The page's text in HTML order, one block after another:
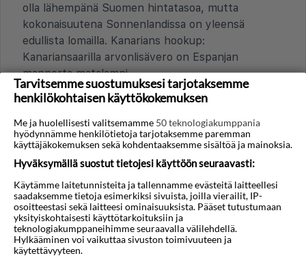
olla lähempänä Suomen hintatasoa, mutta
kokonaisuutena Sonnenlandissa on yleensä
edullista lomailla. Kanarians hookup:
Kanariansaarilla arvonlisävero on Espanjan
mannerta matalampi.
Onko turistiveroja tai lisämaksuja, esimerkiksi
Kanariansaarilla, myös Gran Canarian
Sonnenlandissa, ei tällä hetkellä ole yleistä
alueellista turistiveroa, joka perittäisiin yöltä
hotellimajoituksessa. Osa hotelleista voi kuitenkin
periä paikallisia palvelumaksuja tai erityisiä
ympäristömaksuja, jotka maksetaan suoraan
hotellille. Varausta tehdessä on hyvä tarkistaa
ehdot ja maksut.
Tarvitsemme suostumuksesi tarjotaksemme
henkilökohtaisen käyttökokemuksen
Me ja huolellisesti valitsemamme 50 teknologiakumppania
hyödynnämme henkilötietoja tarjotaksemme paremman
käyttäjäkokemuksen sekä kohdentaaksemme sisältöä ja mainoksia.
Hyväksymällä suostut tietojesi käyttöön seuraavasti:
Käytämme laitetunnisteita ja tallennamme evästeitä laitteellesi
saadaksemme tietoja esimerkiksi sivuista, joilla vierailit, IP-
osoitteestasi sekä laitteesi ominaisuuksista. Pääset tutustumaan
yksityiskohtaisesti käyttötarkoituksiin ja
teknologiakumppaneihimme seuraavalla välilehdellä.
Hylkääminen voi vaikuttaa sivuston toimivuuteen ja
käytettävyyteen.